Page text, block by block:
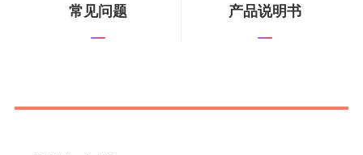
常见问题 产品说明书